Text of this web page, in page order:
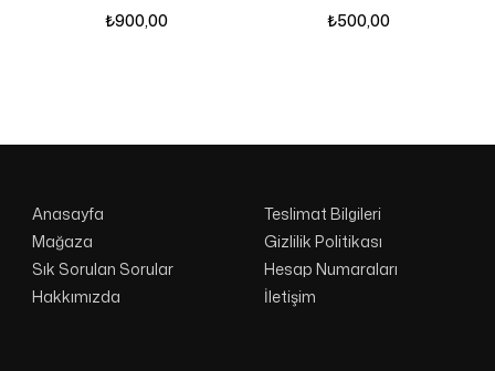
₺900,00 ₺500,00
Anasayfa
Mağaza
Sık Sorulan Sorular
Hakkımızda
Teslimat Bilgileri
Gizlilik Politikası
Hesap Numaraları
İletişim